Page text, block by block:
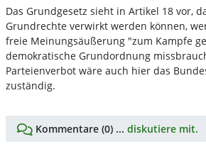
Das Grundgesetz sieht in Artikel 18 vor,
Grundrechte verwirkt werden können,
freie Meinungsäußerung "zum Kampfe
demokratische Grundordnung
Parteienverbot wäre auch hier das
zuständig.
Kommentare (0) ... diskutiere mit.